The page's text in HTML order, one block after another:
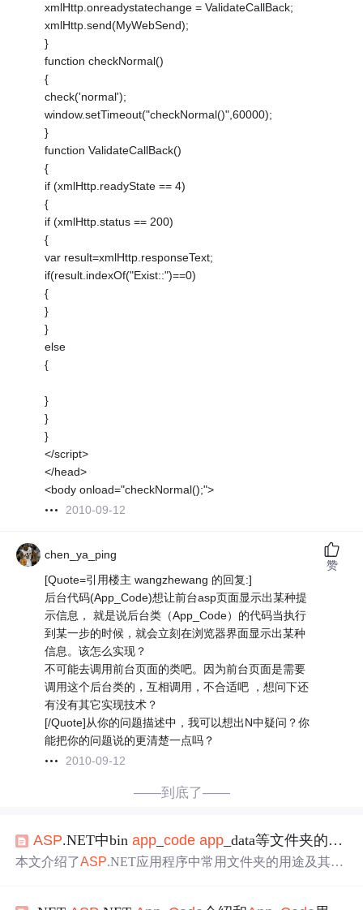
xmlHttp.onreadystatechange = ValidateCallBack;
xmlHttp.send(MyWebSend);
}
function checkNormal()
{
check('normal');
window.setTimeout("checkNormal()",60000);
}
function ValidateCallBack()
{
if (xmlHttp.readyState == 4)
{
if (xmlHttp.status == 200)
{
var result=xmlHttp.responseText;
if(result.indexOf("Exist::")==0)
{
}
}
else
{
}
}
}
</script>
</head>
<body onload="checkNormal();">
2010-09-12
chen_ya_ping
[Quote=引用楼主 wangzhewang 的回复:]
后台代码(App_Code)想让前台asp页面显示出某种提
示信息， 就是说后台类（App_Code）的代码当执行
到某一步的时候，就会立刻在浏览器界面显示出某种
信息。该怎么实现？
不可能去调用前台页面的类吧。因为前台页面是需要
调用这个后台类的，互相调用，不合适吧 ，想问下还
有没有其它实现技术？
[/Quote]从你的问题描述中，我可以想出N中疑问？你
能把你的问题说的更清楚一点吗？
2010-09-12
赞
——到底了——
ASP.NET中binapp _code app _data等文件夹的作用
本文介绍了ASP.NET应用程序中常用文件夹的用途及其内